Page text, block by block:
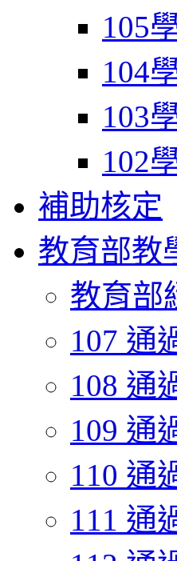
105
104
103
102
補助核定
教育部教
教育部
107 通
108 通
109 通
110 通
111 通